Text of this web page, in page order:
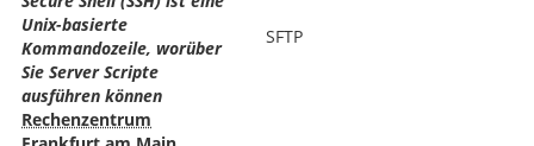
Unix-basierte
Kommandozeile, worüber
Sie Server Scripte
ausführen können
SFTP
Rechenzentrum